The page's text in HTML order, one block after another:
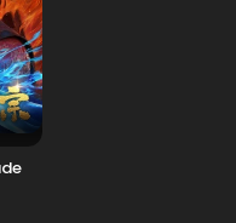
49.Bölüm izle
48.Bölüm